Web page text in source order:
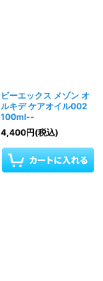
ビーエックス メゾン オ
ルキデ ケアオイル002
100ml--
4,400円(税込)